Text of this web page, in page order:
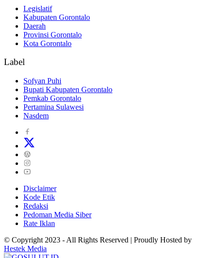
Legislatif
Kabupaten Gorontalo
Daerah
Provinsi Gorontalo
Kota Gorontalo
Label
Sofyan Puhi
Bupati Kabupaten Gorontalo
Pemkab Gorontalo
Pertamina Sulawesi
Nasdem
Disclaimer
Kode Etik
Redaksi
Pedoman Media Siber
Rate Iklan
© Copyright 2023 - All Rights Reserved | Proudly Hosted by
Hestek Media